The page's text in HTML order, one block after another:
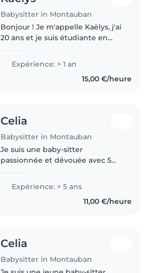
Babysitter in Montauban
Bonjour ! Je m'appelle Kaëlys, j'ai
20 ans et je suis étudiante en
l'expérience auprès des enfants
grâce à plusieurs expériences de
baby-sitting, à mon stage..
Expérience: > 1 an
15,00 €/heure
Celia
Babysitter in Montauban
Je suis une baby-sitter
passionnée et dévouée avec 5
d'enfants de tous âges, de la
maternelle aux primaires.
Titulaire d'une formation en
Expérience: > 5 ans
11,00 €/heure
Celia
Babysitter in Montauban